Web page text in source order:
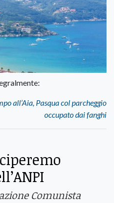
all’Aia, Pasqua col parcheggio
occupato dai fanghi
Comunista